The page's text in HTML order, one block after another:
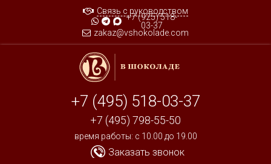
Связь с руководством
+7 (925) 518-
03-37
zakaz@vshokolade.com
+7 (495) 518-03-37
+7 (495) 798-55-50
время работы: c 10.00 до 19.00
Заказать звонок